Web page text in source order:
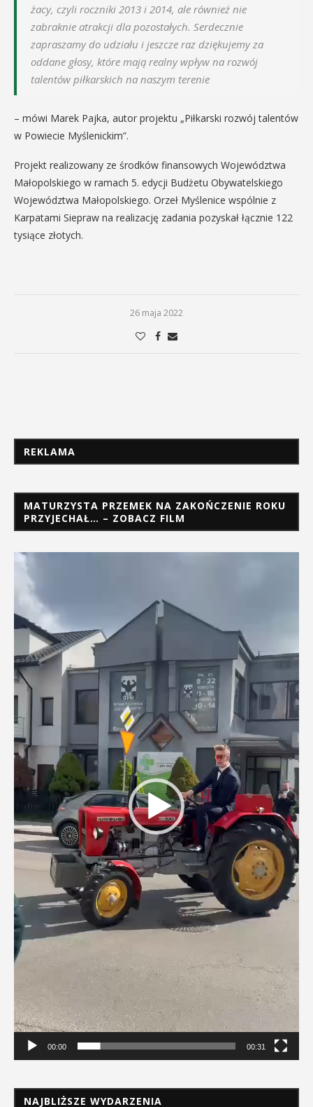
żacy, czyli roczniki 2013 i 2014, ale również nie
zabraknie atrakcji dla pozostałych. Serdecznie
zapraszamy do udziału i jeszcze raz dziękujemy za
oddane głosy, które mają realny wpływ na rozwój
talentów piłkarskich na naszym terenie
– mówi Marek Pajka, autor projektu „Piłkarski rozwój talentów
w Powiecie Myślenickim”.
Projekt realizowany ze środków finansowych Województwa
Małopolskiego w ramach 5. edycji Budżetu Obywatelskiego
Województwa Małopolskiego. Orzeł Myślenice wspólnie z
Karpatami Siepraw na realizację zadania pozyskał łącznie 122
tysiące złotych.
26 maja 2022
REKLAMA
MATURZYSTA PRZEMEK NA ZAKOŃCZENIE ROKU
PRZYJECHAŁ… – ZOBACZ FILM
Odtwarzacz
00:00 00:31
NAJBLIŻSZE WYDARZENIA